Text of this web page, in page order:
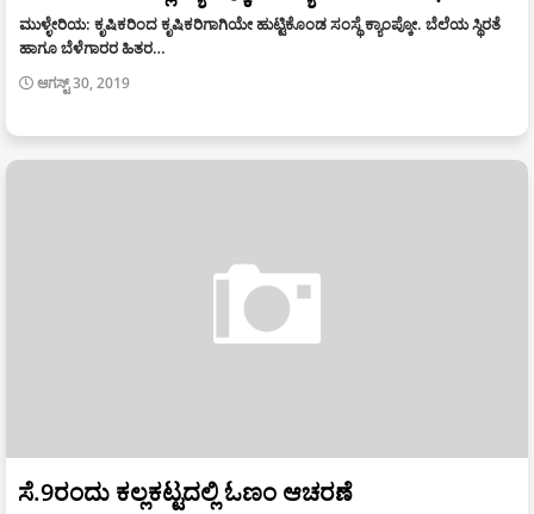
ಮುಳ್ಳೇರಿಯ: ಕೃಷಿಕರಿಂದ ಕೃಷಿಕರಿಗಾಗಿಯೇ ಹುಟ್ಟಿಕೊಂಡ ಸಂಸ್ಥೆ ಕ್ಯಾಂಪ್ಕೋ. ಬೆಲೆಯ ಸ್ಥಿರತೆ
ಹಾಗೂ ಬೆಳೆಗಾರರ ಹಿತರ…
ಆಗಸ್ಟ್ 30, 2019
ಸೆ.9ರಂದು ಕಲ್ಲಕಟ್ಟದಲ್ಲಿ ಓಣಂ ಆಚರಣೆ